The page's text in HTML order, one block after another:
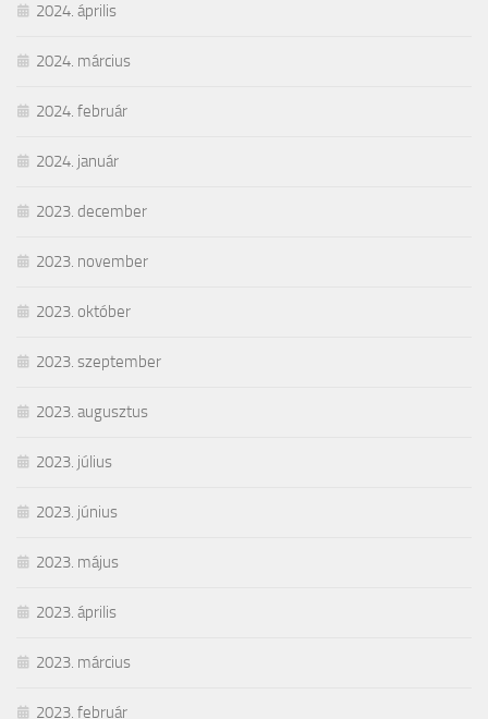
2024. április
2024. március
2024. február
2024. január
2023. december
2023. november
2023. október
2023. szeptember
2023. augusztus
2023. július
2023. június
2023. május
2023. április
2023. március
2023. február